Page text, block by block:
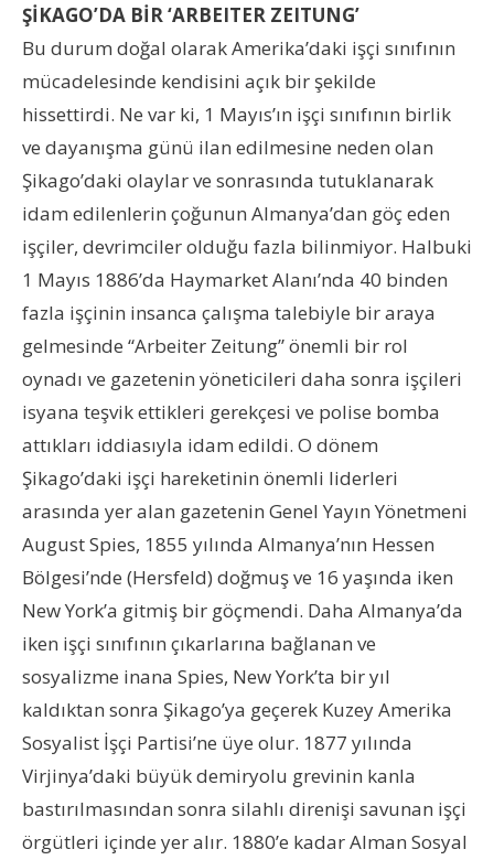
ŞİKAGO’DA BİR ‘ARBEITER ZEITUNG’
Bu durum doğal olarak Amerika’daki işçi sınıfının
mücadelesinde kendisini açık bir şekilde
hissettirdi. Ne var ki, 1 Mayıs’ın işçi sınıfının birlik
ve dayanışma günü ilan edilmesine neden olan
Şikago’daki olaylar ve sonrasında tutuklanarak
idam edilenlerin çoğunun Almanya’dan göç eden
işçiler, devrimciler olduğu fazla bilinmiyor. Halbuki
1 Mayıs 1886’da Haymarket Alanı’nda 40 binden
fazla işçinin insanca çalışma talebiyle bir araya
gelmesinde “Arbeiter Zeitung” önemli bir rol
oynadı ve gazetenin yöneticileri daha sonra işçileri
isyana teşvik ettikleri gerekçesi ve polise bomba
attıkları iddiasıyla idam edildi. O dönem
Şikago’daki işçi hareketinin önemli liderleri
arasında yer alan gazetenin Genel Yayın Yönetmeni
August Spies, 1855 yılında Almanya’nın Hessen
Bölgesi’nde (Hersfeld) doğmuş ve 16 yaşında iken
New York’a gitmiş bir göçmendi. Daha Almanya’da
iken işçi sınıfının çıkarlarına bağlanan ve
sosyalizme inana Spies, New York’ta bir yıl
kaldıktan sonra Şikago’ya geçerek Kuzey Amerika
Sosyalist İşçi Partisi’ne üye olur. 1877 yılında
Virjinya’daki büyük demiryolu grevinin kanla
bastırılmasından sonra silahlı direnişi savunan işçi
örgütleri içinde yer alır. 1880’e kadar Alman Sosyal